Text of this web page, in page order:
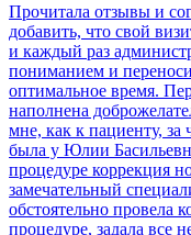
Прочитала отзывы и
добавить, что свой
и каждый раз
пониманием и
оптимальное время.
наполнена
мне, как к пациенту,
была у Юлии
процедуре коррекция
замечательный
обстоятельно провела
процедуре, задала все